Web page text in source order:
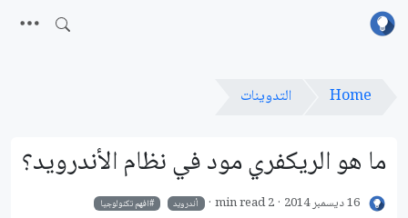
Home التدوينات
ما هو الريكفري مود في نظام الأندرويد؟
16 ديسمبر 2014 2 min read أندرويد افهم تكنولوجيا